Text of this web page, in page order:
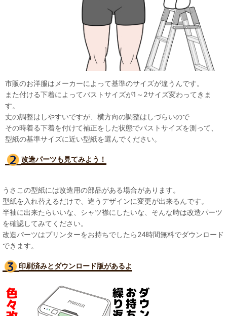
市販のお洋服はメーカーによって基準のサイズが違うんです。
また付ける下着によってバストサイズが1～2サイズ変わってきま
す。
丈の調整はしやすいですが、横方向の調整はしづらいので
その時着る下着を付けて補正をした状態でバストサイズを測って、
型紙の基準サイズに近い型紙を選んでください。
改造パーツも見てみよう！
うさこの型紙には改造用の部品がある場合があります。
型紙を入れ替えるだけで、違うデザインに変更が出来るんです。
半袖に出来たらいいな、シャツ襟にしたいな、そんな時は改造パーツ
を確認してみてください。
改造パーツはプリンターをお持ちでしたら24時間無料でダウンロード
できます。
印刷済みとダウンロード版があるよ